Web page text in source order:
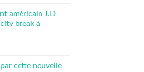
américain J.D
break à
par cette nouvelle